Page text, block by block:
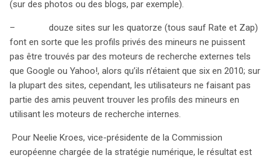
(sur des photos ou des blogs, par exemple).
– douze sites sur les quatorze (tous sauf Rate et Zap)
font en sorte que les profils privés des mineurs ne puissent
pas être trouvés par des moteurs de recherche externes tels
que Google ou Yahoo!, alors qu’ils n’étaient que six en 2010; sur
la plupart des sites, cependant, les utilisateurs ne faisant pas
partie des amis peuvent trouver les profils des mineurs en
utilisant les moteurs de recherche internes.
Pour Neelie Kroes, vice-présidente de la Commission
européenne chargée de la stratégie numérique, le résultat est